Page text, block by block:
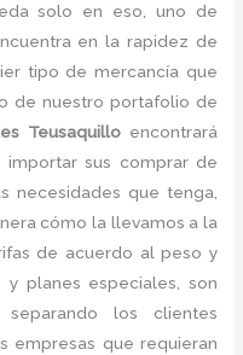
solo en eso, uno de
en la rapidez de
tipo de mercancía que
de nuestro portafolio de
Teusaquilloencontrará
sus comprar de
necesidades que tenga,
cómo la llevamos a la
de acuerdo al peso y
y planes especiales, son
los clientes
empresas que requieran